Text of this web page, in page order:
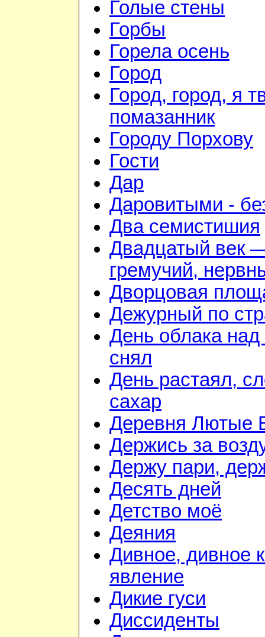
Голые стены
Горбы
Горела осень
Город
Город, город, я
помазанник
Городу Порхову
Гости
Дар
Даровитыми -
Два семистишия
Двадцатый век
гремучий,
Дворцовая
Дежурный по
День облака
снял
День растаял,
сахар
Деревня Лютые
Держись за
Держу пари,
Десять дней
Детство моё
Деяния
Дивное, дивное
явление
Дикие гуси
Диссиденты